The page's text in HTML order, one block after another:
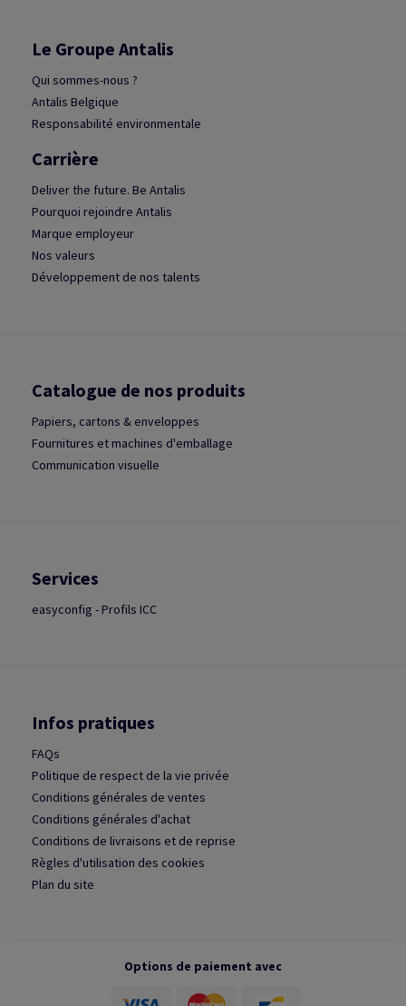
Le Groupe Antalis
Qui sommes-nous ?
Antalis Belgique
Responsabilité environmentale
Carrière
Deliver the future. Be Antalis
Pourquoi rejoindre Antalis
Marque employeur
Nos valeurs
Développement de nos talents
Catalogue de nos produits
Papiers, cartons & enveloppes
Fournitures et machines d'emballage
Communication visuelle
Services
easyconfig - Profils ICC
Infos pratiques
FAQs
Politique de respect de la vie privée
Conditions générales de ventes
Conditions générales d'achat
Conditions de livraisons et de reprise
Règles d'utilisation des cookies
Plan du site
Options de paiement avec